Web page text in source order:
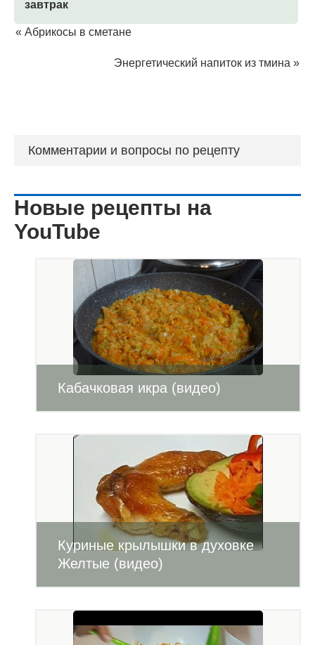
завтрак
« Абрикосы в сметане
Энергетический напиток из тмина »
Комментарии и вопросы по рецепту
Новые рецепты на
YouTube
Кабачковая икра (видео)
Куриные крылышки в духовке
Желтые (видео)